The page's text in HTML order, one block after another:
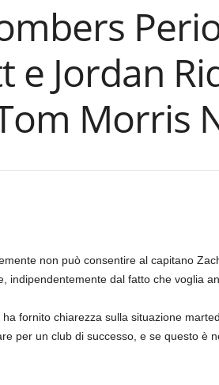
e Jordan
Morris
non può consentire al capitano
indipendentemente dal fatto che voglia
fornito chiarezza sulla situazione
per un club di successo, e se questo è